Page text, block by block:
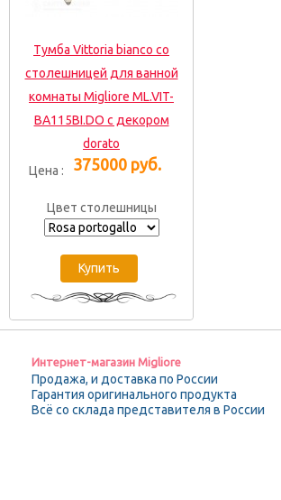
Тумба Vittoria bianco со
столешницей для ванной
комнаты Migliore ML.VIT-
BA115BI.DO с декором
dorato
Цена :
375000 руб.
Цвет столешницы
Интернет-магазин Migliore
Продажа, и доставка по России
Гарантия оригинального продукта
Всё со склада представителя в России